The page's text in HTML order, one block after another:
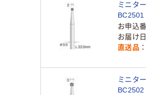
ミニタ
BC2501
お申込
お届け日
直送品
ミニタ
BC2502